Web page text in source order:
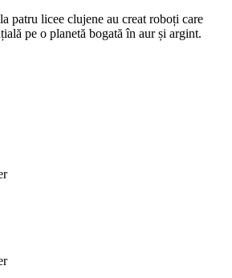
patru licee clujene au creat roboți care
pe o planetă bogată în aur și argint.